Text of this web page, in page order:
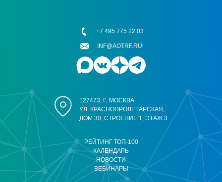
РЕЙТИНГ ТОП-100
КАЛЕНДАРЬ
НОВОСТИ
ВЕБИНАРЫ
127473, Г. МОСКВА
УЛ. КРАСНОПРОЛЕТАРСКАЯ,
ДОМ 30, СТРОЕНИЕ 1, ЭТАЖ 3
+7 495 775 22 03
INF@AOTRF.RU